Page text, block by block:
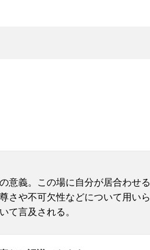
意義。この場に自分が居合わせる
さや不可欠性などについて用いら
て言及される。